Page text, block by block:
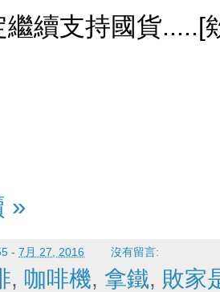
繼續支持國貨.....[
»
- 7月 27, 2016 沒有留言:
, 咖啡機, 拿鐵, 敗家